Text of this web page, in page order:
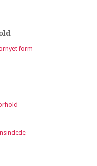
form